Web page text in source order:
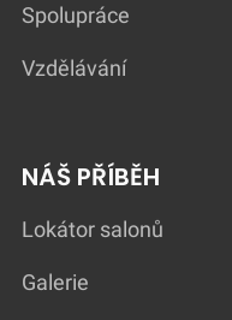
Spolupráce
Vzdělávání
NÁŠ PŘÍBĚH
Lokátor salonů
Galerie